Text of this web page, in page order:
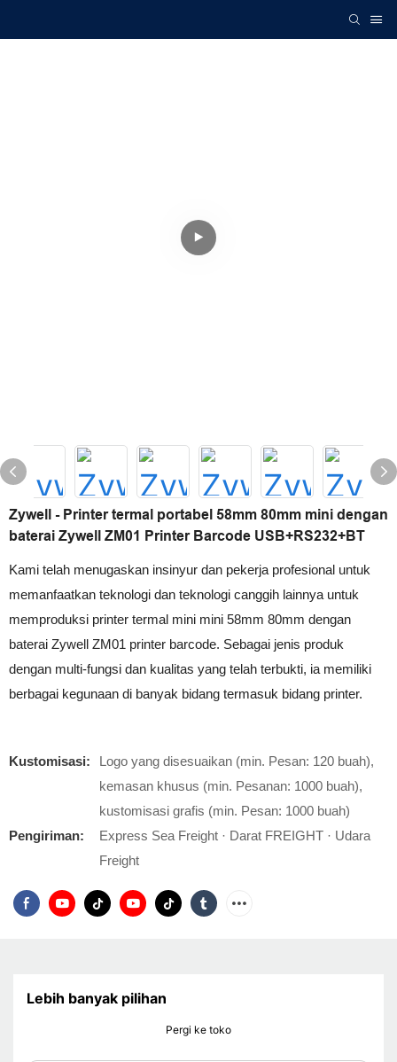
Zywell - Printer termal portabel 58mm 80mm mini dengan
baterai Zywell ZM01 Printer Barcode USB+RS232+BT
Kami telah menugaskan insinyur dan pekerja profesional untuk
memanfaatkan teknologi dan teknologi canggih lainnya untuk
memproduksi printer termal mini mini 58mm 80mm dengan
baterai Zywell ZM01 printer barcode. Sebagai jenis produk
dengan multi-fungsi dan kualitas yang telah terbukti, ia memiliki
berbagai kegunaan di banyak bidang termasuk bidang printer.
Kustomisasi:
Logo yang disesuaikan (min. Pesan: 120 buah),
kemasan khusus (min. Pesanan: 1000 buah),
kustomisasi grafis (min. Pesan: 1000 buah)
Pengiriman:
Express Sea Freight · Darat FREIGHT · Udara
Freight
Lebih banyak pilihan
Pergi ke toko